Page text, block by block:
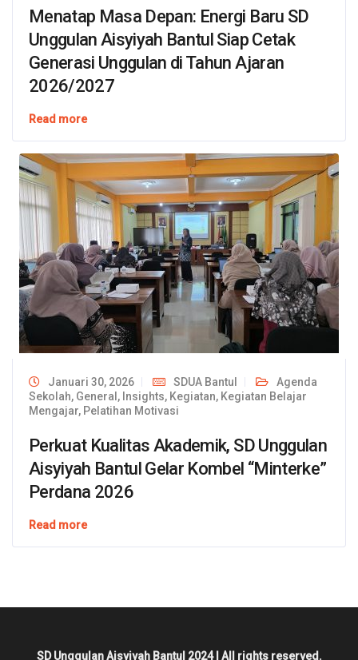
Menatap Masa Depan: Energi Baru SD
Unggulan Aisyiyah Bantul Siap Cetak
Generasi Unggulan di Tahun Ajaran
2026/2027
Read more
Januari 30, 2026 SDUA Bantul
Agenda
Sekolah, General , Insights, Kegiatan, Kegiatan Belajar
Mengajar, Pelatihan Motivasi
Perkuat Kualitas Akademik, SD Unggulan
Aisyiyah Bantul Gelar Kombel “Minterke”
Perdana 2026
Read more
SD Unggulan Aisyiyah Bantul 2024 | All rights reserved.